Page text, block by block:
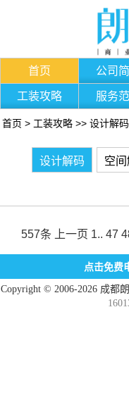
首页 公司
工装攻略 服务
首页 > 工装攻略 >> 设计解码
设计解码 空
557条 上一页 1.. 47
点击免费
Copyright © 2006-2026 成都